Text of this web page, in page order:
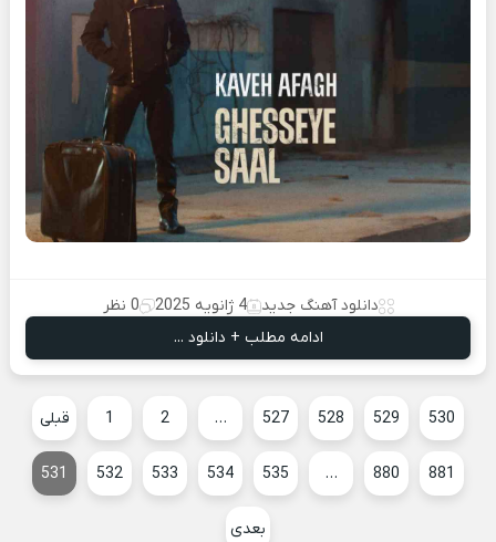
دانلود آهنگ جدید 4 ژانویه 2025
0 نظر
ادامه مطلب + دانلود ...
قبلی 1 2 … 527 528 529 530
531 532 533 534 535 … 880 881
بعدی